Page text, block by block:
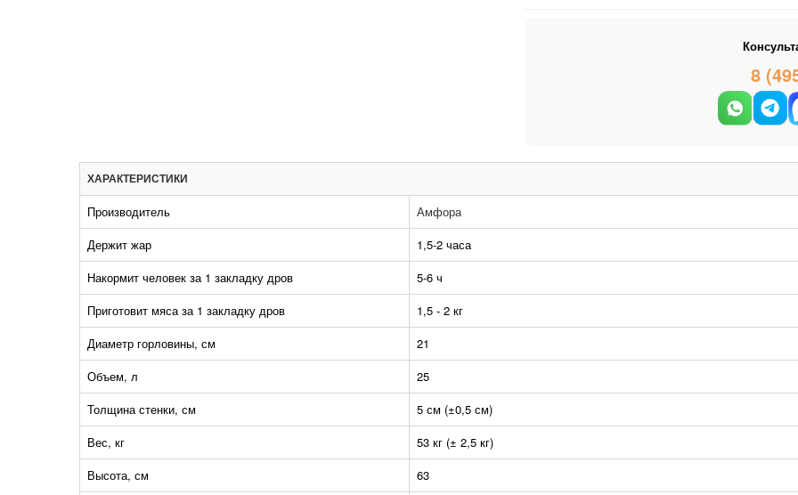
8
ХАРАКТЕРИСТИКИ
Производитель
Амфора
Держит жар
1,5-2 часа
Накормит человек за 1 закладку дров
5-6 ч
Приготовит мяса за 1 закладку дров
1,5 - 2 кг
Диаметр горловины, см
21
Объем, л
25
Толщина стенки, см
5 см (±0,5 см)
Вес, кг
53 кг (± 2,5 кг)
Высота, см
63